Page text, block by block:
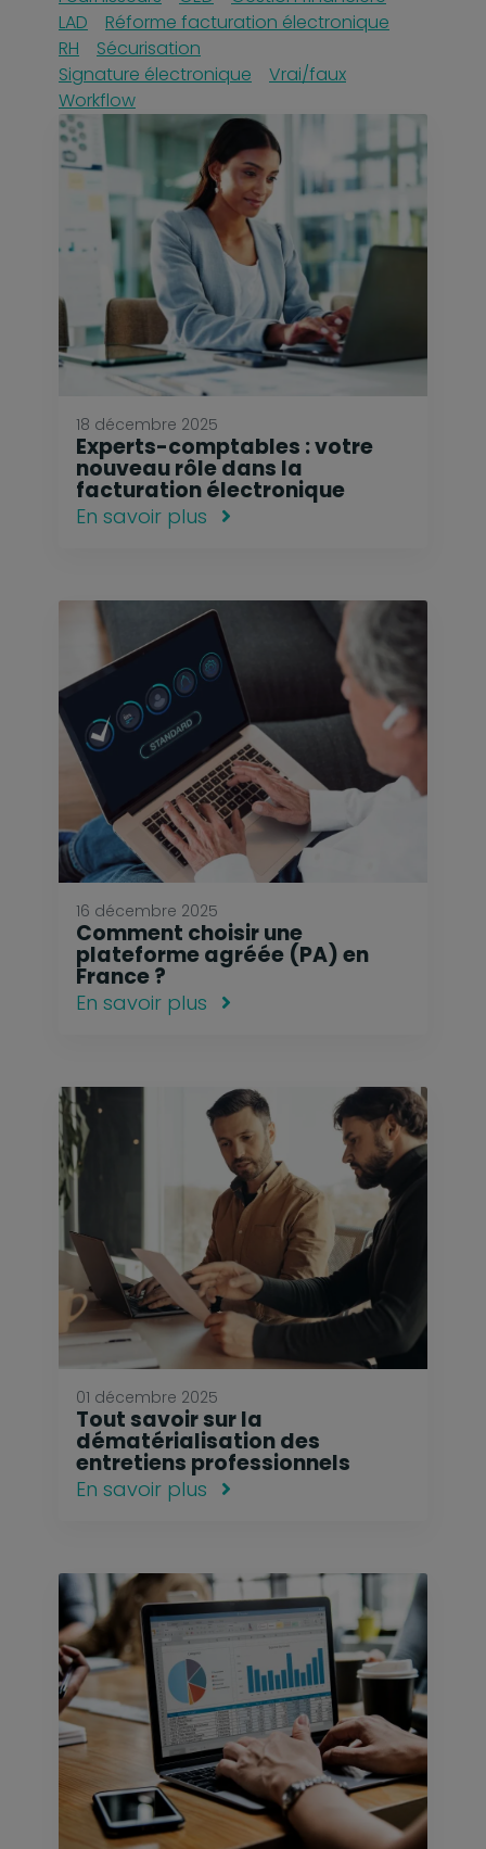
LAD
Réforme facturation électronique
RH
Sécurisation
Signature électronique
Vrai/faux
Workflow
18 décembre 2025
Experts-comptables : votre
nouveau rôle dans la
facturation électronique
En savoir plus
16 décembre 2025
Comment choisir une
plateforme agréée (PA) en
France ?
En savoir plus
01 décembre 2025
Tout savoir sur la
dématérialisation des
entretiens professionnels
En savoir plus